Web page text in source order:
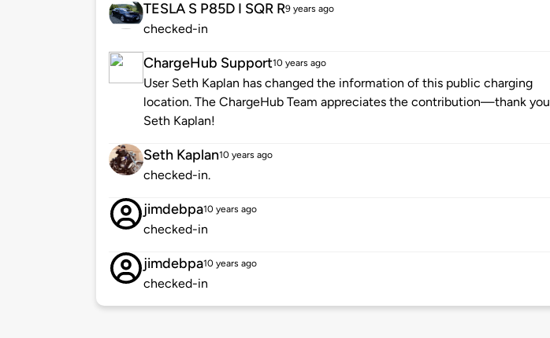
TESLA S P85D I SQR R9 years ago
checked-in
ChargeHub Support10 years ago
User Seth Kaplan has changed the information of this public charging
location. The ChargeHub Team appreciates the contribution—thank you
Seth Kaplan!
Seth Kaplan10 years ago
checked-in.
jimdebpa10 years ago
checked-in
jimdebpa10 years ago
checked-in